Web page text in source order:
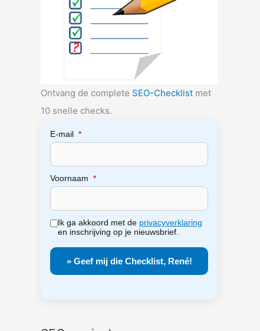
Ontvang de complete SEO-Checklist met
10 snelle checks.
E-mail *
Voornaam *
Ik ga akkoord met de privacyverklaring
en inschrijving op je nieuwsbrief.